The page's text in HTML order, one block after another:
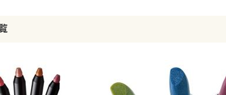
ーンズ下着